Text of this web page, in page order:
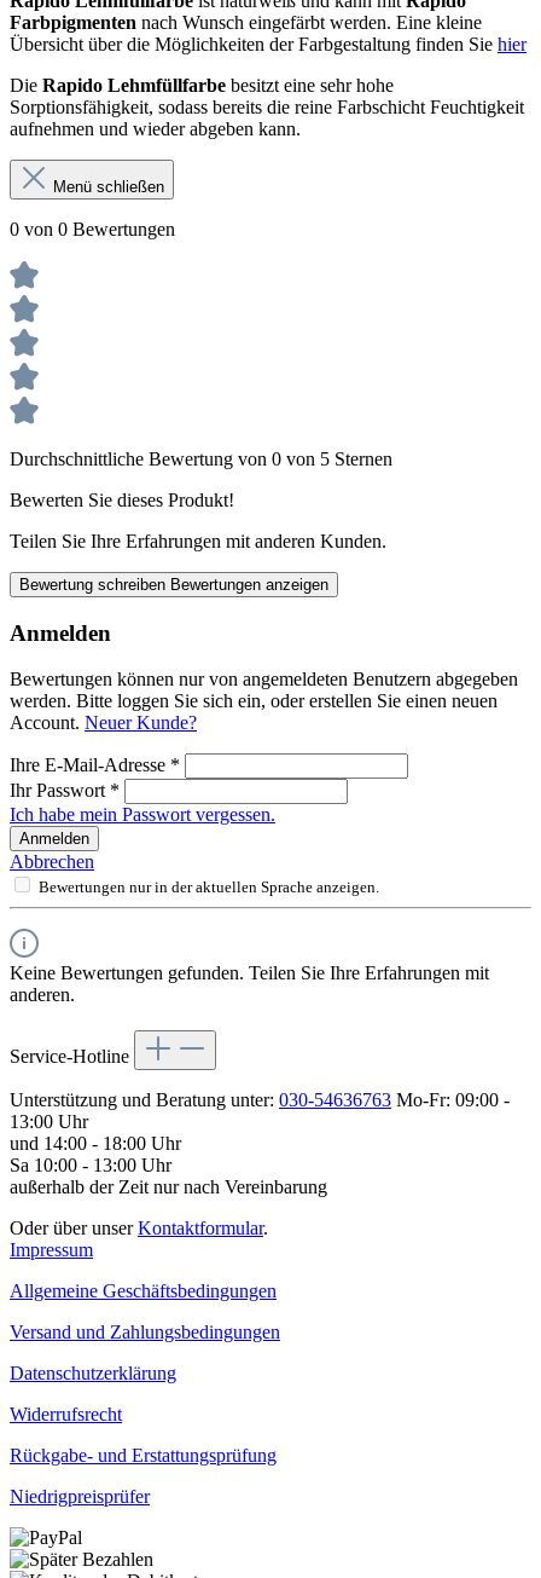
Farbpigmenten nach Wunsch eingefärbt werden. Eine kleine
Übersicht über die Möglichkeiten der Farbgestaltung finden Sie hier
Die Rapido Lehmfüllfarbe besitzt eine sehr hohe
Sorptionsfähigkeit, sodass bereits die reine Farbschicht Feuchtigkeit
aufnehmen und wieder abgeben kann.
Menü schließen
0 von 0 Bewertungen
Durchschnittliche Bewertung von 0 von 5 Sternen
Bewerten Sie dieses Produkt!
Teilen Sie Ihre Erfahrungen mit anderen Kunden.
Bewertung schreiben Bewertungen anzeigen
Anmelden
Bewertungen können nur von angemeldeten Benutzern abgegeben
werden. Bitte loggen Sie sich ein, oder erstellen Sie einen neuen
Account. Neuer Kunde?
Ihre E-Mail-Adresse *
Ihr Passwort *
Ich habe mein Passwort vergessen.
Anmelden
Abbrechen
Bewertungen nur in der aktuellen Sprache anzeigen.
Keine Bewertungen gefunden. Teilen Sie Ihre Erfahrungen mit
anderen.
Service-Hotline
Unterstützung und Beratung unter: 030-54636763 Mo-Fr: 09:00 -
13:00 Uhr
und 14:00 - 18:00 Uhr
Sa 10:00 - 13:00 Uhr
außerhalb der Zeit nur nach Vereinbarung
Oder über unserKontaktformular.
Impressum
Allgemeine Geschäftsbedingungen
Versand und Zahlungsbedingungen
Datenschutzerklärung
Widerrufsrecht
Rückgabe- und Erstattungsprüfung
Niedrigpreisprüfer